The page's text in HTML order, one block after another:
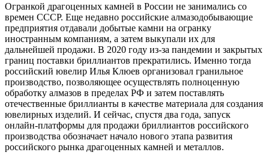
Огранкой драгоценных камней в России не занимались со
времен СССР. Еще недавно российские алмазодобывающие
предприятия отдавали добытые камни на огранку
иностранным компаниям, а затем выкупали их для
дальнейшей продажи. В 2020 году из-за пандемии и закрытых
границ поставки бриллиантов прекратились. Именно тогда
российский ювелир Илья Клюев организовал гранильное
производство, позволяющее осуществлять полноценную
обработку алмазов в пределах РФ и затем поставлять
отечественные бриллианты в качестве материала для создания
ювелирных изделий. И сейчас, спустя два года, запуск
онлайн-платформы для продажи бриллиантов российского
производства обозначает начало нового этапа развития
российского рынка драгоценных камней и металлов.